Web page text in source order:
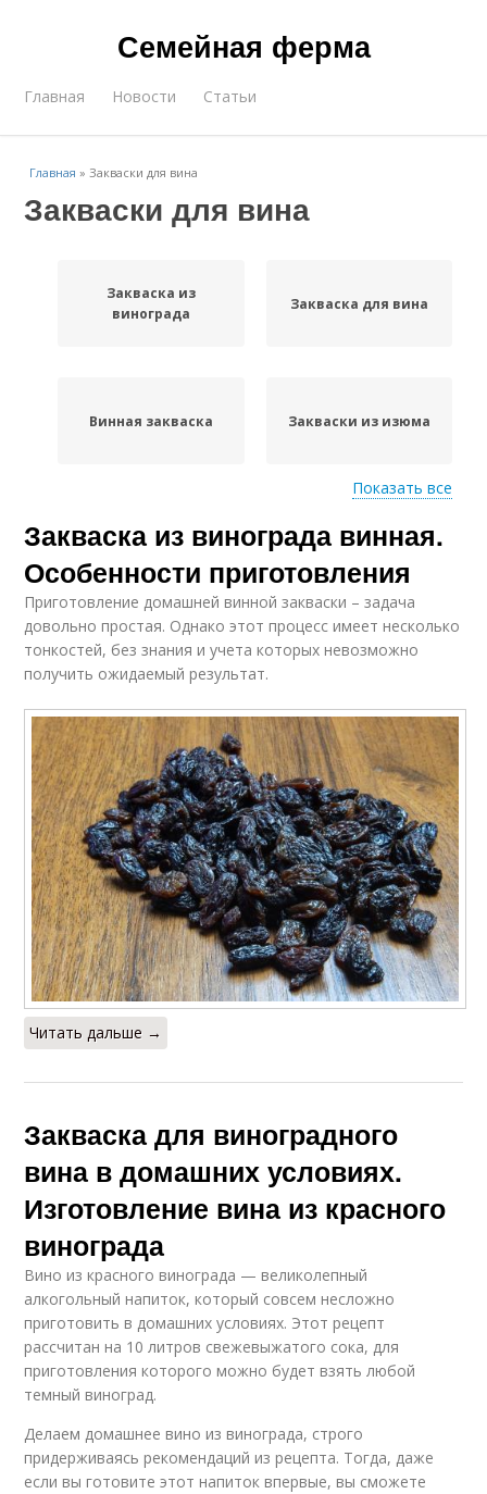
Семейная ферма
Главная Новости Статьи
Главная »Закваски для вина
Закваски для вина
Закваска из
винограда
Закваска для вина
Винная закваска Закваски из изюма
Закваска из малины Дрожжи для вина
Домашний закваска Вино из малины
Вина из малины Домашний вино
Вино из ягод Различные закваски
Закваски из свежих
ягод
Закваска из осадка
виноградного вина
условиях
Вина из красного
Дрожжи для
домашнего вина
Натуральная
закваска
Закваска для хлеба Закваски на изюме
Показать все
Закваска из винограда винная.
Особенности приготовления
Приготовление домашней винной закваски – задача
довольно простая. Однако этот процесс имеет несколько
тонкостей, без знания и учета которых невозможно
получить ожидаемый результат.
Читать дальше →
Закваска для виноградного
вина в домашних условиях.
Изготовление вина из красного
винограда
Вино из красного винограда — великолепный
алкогольный напиток, который совсем несложно
приготовить в домашних условиях. Этот рецепт
рассчитан на 10 литров свежевыжатого сока, для
приготовления которого можно будет взять любой
темный виноград.
Делаем домашнее вино из винограда, строго
придерживаясь рекомендаций из рецепта. Тогда, даже
если вы готовите этот напиток впервые, вы сможете